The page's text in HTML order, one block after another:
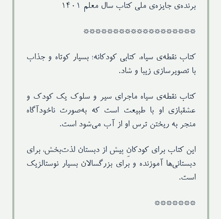
برنده‌ی جایزه‌ی ملی ‌کتاب سال معلم ۱۴۰۱
*******************
کتاب نقطه‌ی سیاه، کتابی کودکانه؛ بسیار کوتاه و جذاب
با تصویرسازی زیبا و شاد.
کتاب نقطه‌ی سیاه ماجرای سیر و سلوک یک کودک و
عشقبازی او با طبیعت است که به‌صورت ناخودآگاه
منجر به ریختن ترس او از آب می‌شود است.
این کتاب برای کودکانِ پیش ‌از دبستان لذت‌بخش، برای
دبستانی‌ها آموزنده و برای بزرگسالان بسیار نوستالژیک
است.
*******